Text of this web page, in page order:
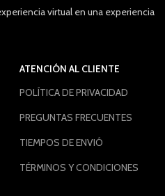
virtual en una experiencia
ATENCIÓN AL CLIENTE
POLÍTICA DE PRIVACIDAD
PREGUNTAS FRECUENTES
TIEMPOS DE ENVIÓ
TÉRMINOS Y CONDICIONES